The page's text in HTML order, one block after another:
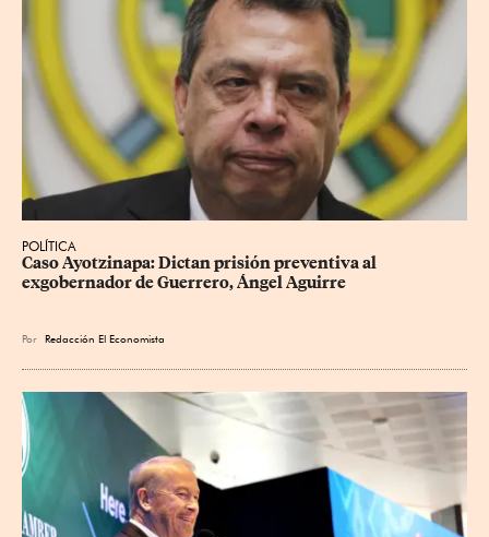
POLÍTICA
Caso Ayotzinapa: Dictan prisión preventiva al
exgobernador de Guerrero, Ángel Aguirre
Por Redacción El Economista